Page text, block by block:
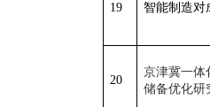
19 智能制造对
20
京津冀一体
储备优化研